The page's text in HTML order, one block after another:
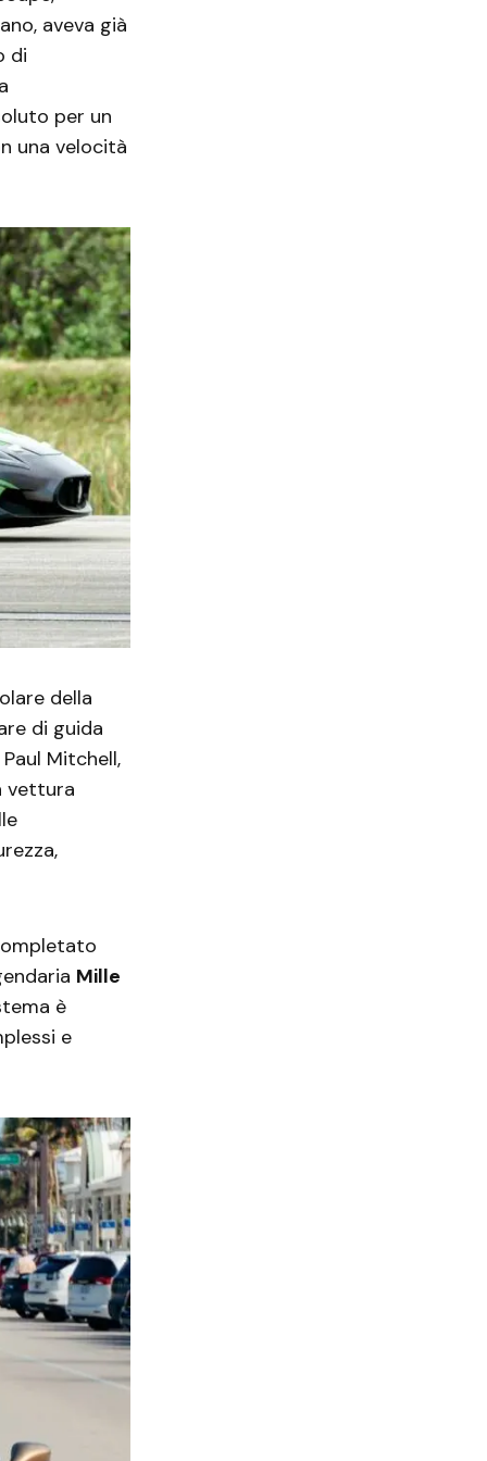
aveva già
di
per un
una velocità
della
di guida
Mitchell,
vettura
Mille
è
e